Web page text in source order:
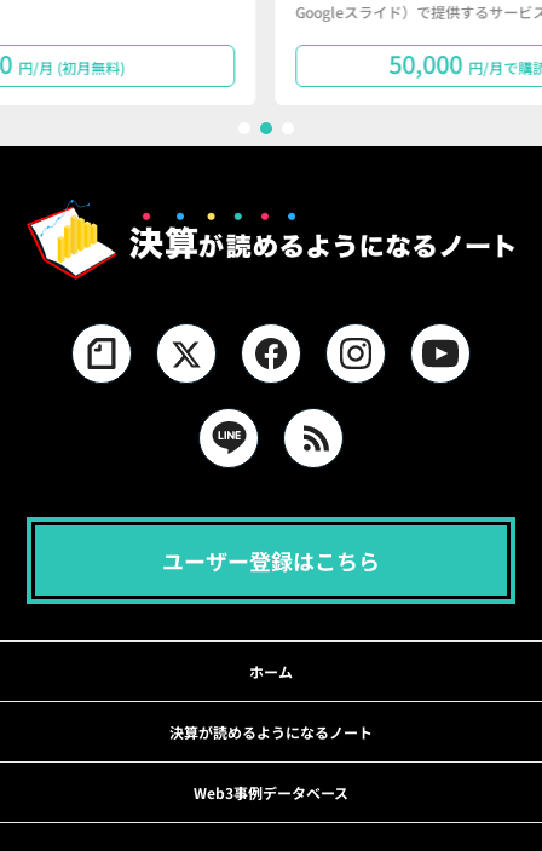
Googleスライド）で提供するサービスです。
50,000 円/月で購読する
ユーザー登録はこちら
ホーム
決算が読めるようになるノート
Web3事例データベース